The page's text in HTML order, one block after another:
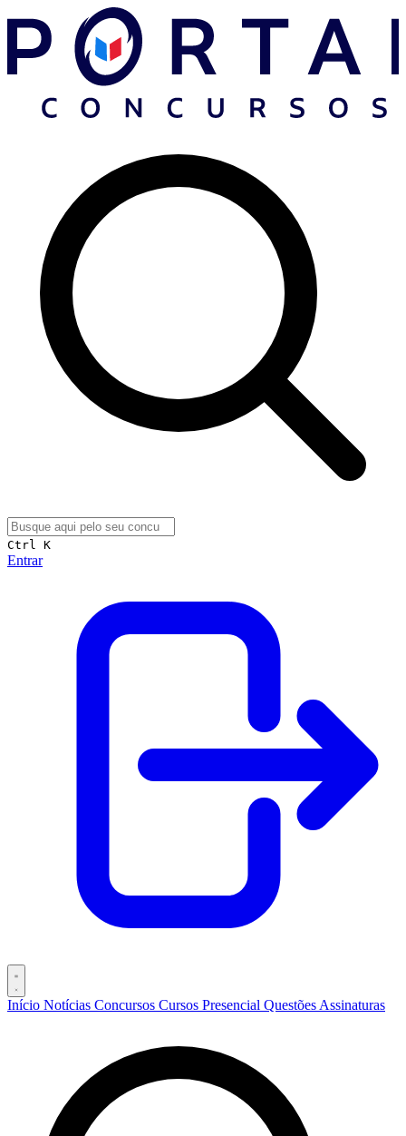
Ctrl K
Entrar
Início Notícias Concursos Cursos Presencial Questões Assinaturas